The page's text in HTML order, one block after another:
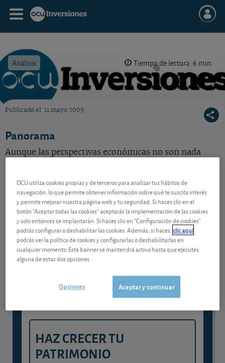
Análisis Tiempo de lectura: 6 min.
Publicado el 11 mayo 2009
Panorama
Aunque las perspectivas económicas no son nada
Contenido reservado a SOCIOS
Gestiona tu dinero con visión
experta
para ti
HAZ CRECER TU
PATRIMONIO
OCU utiliza cookies propias y de terceros para analizar tus hábitos de
navegación, lo que permite obtener información sobre qué te suscita interés
y permite mejorar nuestra página web y tu seguridad. Si haces clic en el
botón "Aceptar todas las cookies" aceptarás la implementación de las cookies
y solo entonces se implantarán. Si haces clic en "Configuración de cookies"
podrás configurar o deshabilitar las cookies. Además, si haces clic aquí
podrás ver la política de cookies y configurarlas o deshabilitarlas en
cualquier momento. Este banner se mantendrá activo hasta que ejecutes
alguna de estas dos opciones.
Aceptar y continuar
Opciones